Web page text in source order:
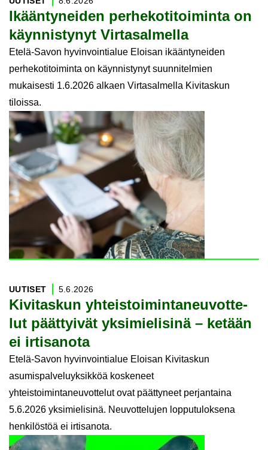
Ikään­ty­nei­den per­he­ko­ti­toi­min­ta on
käyn­nis­ty­nyt Vir­ta­sal­mel­la
Etelä-Savon hyvinvointialue Eloisan ikääntyneiden
perhekotitoiminta on käynnistynyt suunnitelmien
mukaisesti 1.6.2026 alkaen Virtasalmella Kivitaskun
tiloissa.
Ki­vi­tas­kun yh­teis­toi­min­ta­neu­vot­te­
lut päät­tyi­vät yk­si­mie­li­si­nä – ke­tään
ei ir­ti­sa­no­ta
UU­TI­SET 5.6.2026
Etelä-Savon hyvinvointialue Eloisan Kivitaskun
asumispalveluyksikköä koskeneet
yhteistoimintaneuvottelut ovat päättyneet perjantaina
5.6.2026 yksimielisinä. Neuvottelujen lopputuloksena
henkilöstöä ei irtisanota.